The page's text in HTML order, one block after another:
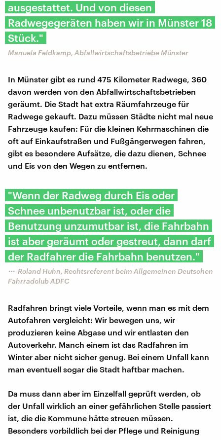
ausgestattet. Und von diesen
Radwegegeräten haben wir in Münster 18
Stück."
Manuela Feldkamp, Abfallwirtschaftsbetriebe Münster
In Münster gibt es rund 475 Kilometer Radwege, 360
davon werden von den Abfallwirtschaftsbetrieben
geräumt. Die Stadt hat extra Räumfahrzeuge für
Radwege gekauft. Dazu müssen Städte nicht mal neue
Fahrzeuge kaufen: Für die kleinen Kehrmaschinen die
oft auf Einkaufstraßen und Fußgängerwegen fahren,
gibt es besondere Aufsätze, die dazu dienen, Schnee
und Eis von den Wegen zu entfernen.
"Wenn der Radweg durch Eis oder
Schnee unbenutzbar ist, oder die
Benutzung unzumutbar ist, die Fahrbahn
ist aber geräumt oder gestreut, dann darf
der Radfahrer die Fahrbahn benutzen."
Roland Huhn, Rechtsreferent beim Allgemeinen Deutschen
Fahrradclub ADFC
Radfahren bringt viele Vorteile, wenn man es mit dem
Autofahren vergleicht: Wir bewegen uns, wir
produzieren keine Abgase und wir entlasten den
Autoverkehr. Manch einem ist das Radfahren im
Winter aber nicht sicher genug. Bei einem Unfall kann
man eventuell sogar die Stadt haftbar machen.
Da muss dann aber im Einzelfall geprüft werden, ob
der Unfall wirklich an einer gefährlichen Stelle passiert
ist, die die Kommune hätte streuen müssen.
Besonders vorbildlich bei der Pflege und Reinigung